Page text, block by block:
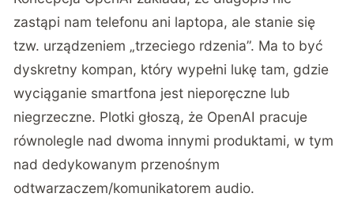
zastąpi nam telefonu ani laptopa, ale stanie się
tzw. urządzeniem „trzeciego rdzenia”. Ma to być
dyskretny kompan, który wypełni lukę tam, gdzie
wyciąganie smartfona jest nieporęczne lub
niegrzeczne. Plotki głoszą, że OpenAI pracuje
równolegle nad dwoma innymi produktami, w tym
nad dedykowanym przenośnym
odtwarzaczem/komunikatorem audio.